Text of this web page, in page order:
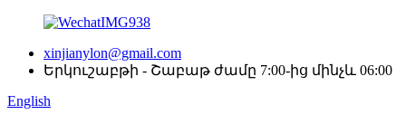
xinjianylon@gmail.com
Երկուշաբթի - Շաբաթ ժամը 7:00-ից մինչև 06:00
English